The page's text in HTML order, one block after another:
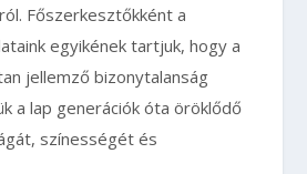
Főszerkesztőkként a
egyikének tartjuk, hogy a
jellemző bizonytalanság
a lap generációk óta öröklődő
színességét és